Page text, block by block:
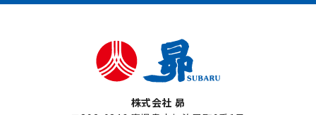
株式会社 昴